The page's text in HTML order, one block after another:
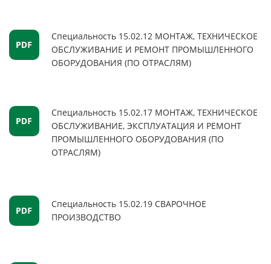
Специальность 15.02.12 МОНТАЖ, ТЕХНИЧЕСКОЕ
ОБСЛУЖИВАНИЕ И РЕМОНТ ПРОМЫШЛЕННОГО
ОБОРУДОВАНИЯ (ПО ОТРАСЛЯМ)
Специальность 15.02.17 МОНТАЖ, ТЕХНИЧЕСКОЕ
ОБСЛУЖИВАНИЕ, ЭКСПЛУАТАЦИЯ И РЕМОНТ
ПРОМЫШЛЕННОГО ОБОРУДОВАНИЯ (ПО
ОТРАСЛЯМ)
Специальность 15.02.19 СВАРОЧНОЕ
ПРОИЗВОДСТВО